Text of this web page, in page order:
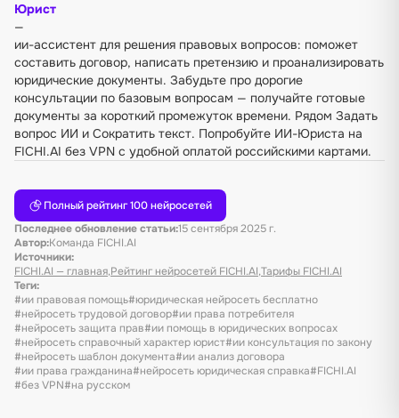
Юрист
—
ии-ассистент для решения правовых вопросов: поможет
составить договор, написать претензию и проанализировать
юридические документы. Забудьте про дорогие
консультации по базовым вопросам — получайте готовые
документы за короткий промежуток времени. Рядом Задать
вопрос ИИ и Сократить текст. Попробуйте ИИ-Юриста на
FICHI.AI без VPN с удобной оплатой российскими картами.
Полный рейтинг 100 нейросетей
Последнее обновление статьи:15 сентября 2025 г.
Автор:Команда FICHI.AI
Источники:
FICHI.AI — главная,Рейтинг нейросетей FICHI.AI,Тарифы FICHI.AI
Теги:
#ии правовая помощь#юридическая нейросеть бесплатно
#нейросеть трудовой договор#ии права потребителя
#нейросеть защита прав#ии помощь в юридических вопросах
#нейросеть справочный характер юрист#ии консультация по закону
#нейросеть шаблон документа#ии анализ договора
#ии права гражданина#нейросеть юридическая справка#FICHI.AI
#без VPN#на русском